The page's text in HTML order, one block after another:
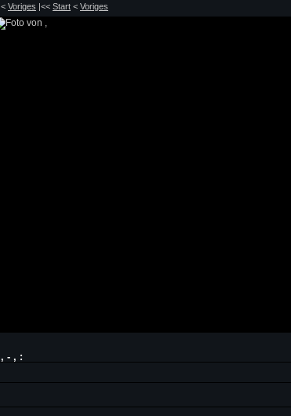
< Voriges |<< Start < Voriges
, - , :